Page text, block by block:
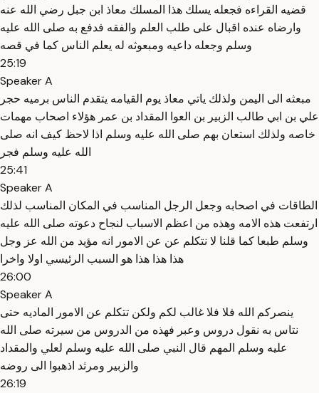
قضيه القراءه فجعله يسلك هذا المسلك معاذ ابن جبل رضي الله عنه
وارضاه عنده اقبال على طلب العلم والفقه فدفع به صلى الله عليه
وسلم وجعله داعيه ومبعوثه له يعلم الناس كما في قصه
25:19
Speaker A
مبعثه الى اليمن ولذلك ياتي معاذ يوم القيامه يتقدم الناس برميه حجر
علي بن ابي طالب الزبير بن العوا المقداد بن عمر هؤلاء اصحاب مهمات
خاصه ولذلك استعان بهم صلى الله عليه وسلم اذا لاحظ كيف انه صلى
الله عليه وسلم فجر
25:41
Speaker A
الطاقات في اصحابه وجعل الرجل المناسب في المكان المناسب لذلك
ارتفعت هذه الامه وهذه من اعظم الاسباب لنجاح دعوته صلى الله عليه
وسلم طبعا كما قلنا لا نتكلم عن عن الامور انه مؤيد من الله عز وجل
هذا هذا هذا هو السبب الرئيسي اولا واخرا
26:00
Speaker A
ينصركم الله فلا فلا غالب لكم ولكن تتكلم عن الامور الماديه حتى
نتاس به نقول دروس وعبر فهذه من الدروس من سيرته صلى الله
عليه وسلم المهم قال النبي صلى الله عليه وسلم لعلي والمقداد
والزبير ومرثد اذهبوا الى روضه
26:19